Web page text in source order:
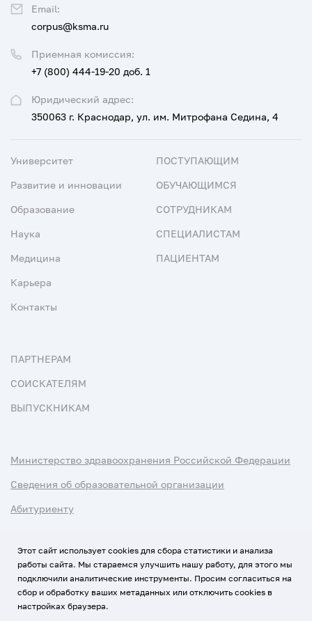
Юридический адрес:
350063 г. Краснодар, ул. им. Митрофана Седина, 4
Приемная комиссия:
+7 (800) 444-19-20 доб. 1
Email:
corpus@ksma.ru
Университет
Развитие и инновации
Образование
Наука
Медицина
Карьера
Контакты
ПОСТУПАЮЩИМ
ОБУЧАЮЩИМСЯ
СОТРУДНИКАМ
СПЕЦИАЛИСТАМ
ПАЦИЕНТАМ
ПАРТНЕРАМ
СОИСКАТЕЛЯМ
ВЫПУСКНИКАМ
Министерство здравоохранения Российской Федерации
Сведения об образовательной организации
Абитуриенту
Использование Cookies
Политика обработки персональных данных
Этот сайт использует cookies для сбора статистики и анализа
работы сайта. Мы стараемся улучшить нашу работу, для этого мы
подключили аналитические инструменты. Просим согласиться на
сбор и обработку ваших метаданных или отключить cookies в
настройках браузера.